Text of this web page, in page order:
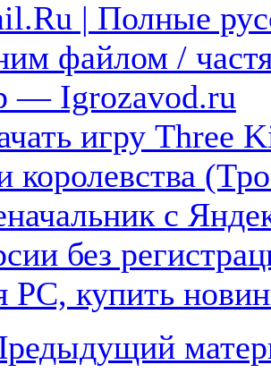
| Полные
файлом /
— Igrozavod.ru
игру Three
королевства
с
без
PC, купить